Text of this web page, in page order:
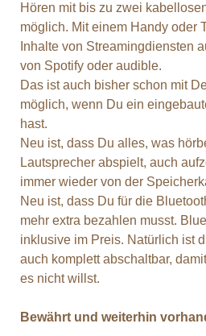
Hören mit bis zu zwei
möglich. Mit einem Handy oder
Inhalte von Streamingdiensten
von Spotify oder audible.
Das ist auch bisher schon mit
möglich, wenn Du ein
hast.
Neu ist, dass Du alles, was
Lautsprecher abspielt, auch
immer wieder von der
Neu ist, dass Du für die
mehr extra bezahlen musst.
inklusive im Preis. Natürlich ist
auch komplett abschaltbar,
es nicht willst.
Bewährt und weiterhin